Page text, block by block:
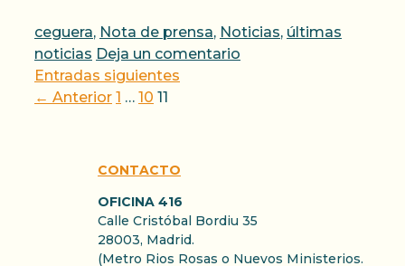
Categorías
ceguera, Nota de prensa, Noticias, últimas
noticias Deja un comentario
Entradas siguientes
← Anterior Página
1 … Página
10 Página
11
CONTACTO
OFICINA 416
Calle Cristóbal Bordiu 35
28003, Madrid.
(Metro Rios Rosas o Nuevos Ministerios.